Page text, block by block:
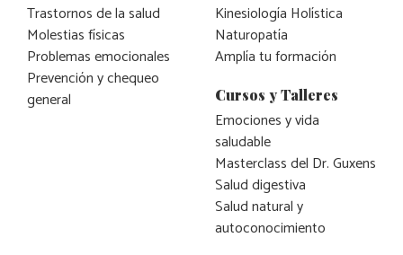
Trastornos de la salud
Molestias físicas
Problemas emocionales
Prevención y chequeo
general
Kinesiología Holística
Naturopatía
Amplía tu formación
Cursos y Talleres
Emociones y vida
saludable
Masterclass del Dr. Guxens
Salud digestiva
Salud natural y
autoconocimiento